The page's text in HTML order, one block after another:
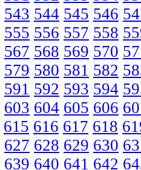
543 544 545 546
555 556 557 558
567 568 569 570
579 580 581 582
591 592 593 594
603 604 605 606
615 616 617 618
627 628 629 630
639 640 641 642